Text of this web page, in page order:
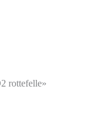
rottefelle»